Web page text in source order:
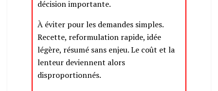
décision importante.
À éviter pour les demandes simples.
Recette, reformulation rapide, idée
légère, résumé sans enjeu. Le coût et la
lenteur deviennent alors
disproportionnés.